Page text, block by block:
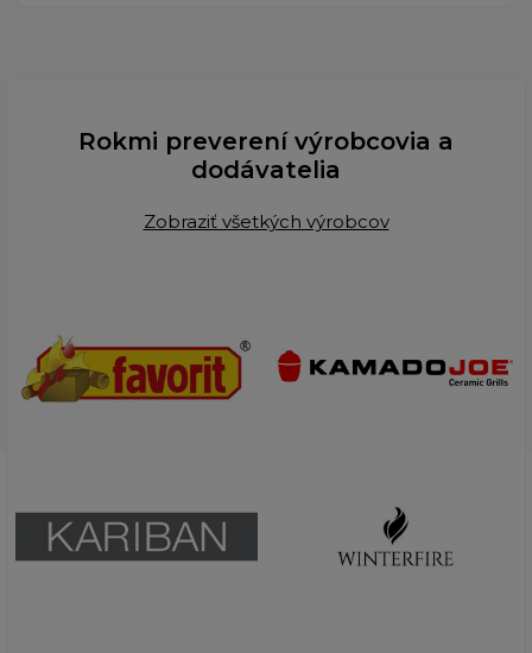
Rokmi preverení výrobcovia a
dodávatelia
Zobraziť všetkých výrobcov